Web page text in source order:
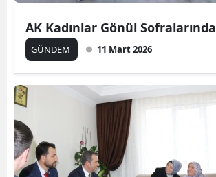
AK Kadınlar Gönül Sofralarında
GÜNDEM 11 Mart 2026